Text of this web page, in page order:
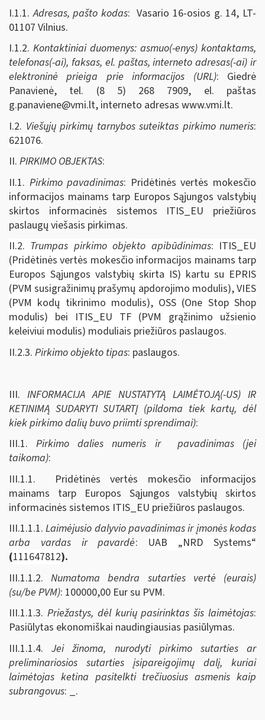
I.1.1.Adresas, pašto kodas: Vasario 16-osios g. 14, LT-
01107 Vilnius.
I.1.2. Kontaktiniai duomenys: asmuo(-enys) kontaktams,
telefonas(-ai), faksas, el. paštas, interneto adresas(-ai) ir
elektroninė prieiga prie informacijos (URL): Giedrė
Panavienė, tel. (8 5) 268 7909, el. paštas
g.panaviene@vmi.lt, interneto adresas www.vmi.lt.
I.2. Viešųjų pirkimų tarnybos suteiktas pirkimo numeris:
621076.
II. PIRKIMO OBJEKTAS:
II.1. Pirkimo pavadinimas: Pridėtinės vertės mokesčio
informacijos mainams tarp Europos Sąjungos valstybių
skirtos informacinės sistemos ITIS_EU priežiūros
paslaugų viešasis pirkimas.
II.2. Trumpas pirkimo objekto apibūdinimas: ITIS_EU
(Pridėtinės vertės mokesčio informacijos mainams tarp
Europos Sąjungos valstybių skirta IS) kartu su EPRIS
(PVM susigražinimų prašymų apdorojimo modulis), VIES
(PVM kodų tikrinimo modulis), OSS (One Stop Shop
modulis) bei ITIS_EU TF (PVM grąžinimo užsienio
keleiviui modulis) moduliais priežiūros paslaugos.
II.2.3. Pirkimo objekto tipas: paslaugos.
III. INFORMACIJA APIE NUSTATYTĄ LAIMĖTOJĄ(-US) IR
KETINIMĄ SUDARYTI SUTARTĮ (pildoma tiek kartų, dėl
kiek pirkimo dalių buvo priimti sprendimai):
III.1.Pirkimo dalies numeris ir pavadinimas (jei
taikoma):
III.1.1.
Pridėtinės vertės mokesčio informacijos
mainams tarp Europos Sąjungos valstybių skirtos
informacinės sistemos ITIS_EU priežiūros paslaugos.
III.1.1.1. Laimėjusio dalyvio pavadinimas ir įmonės kodas
arba vardas ir pavardė: UAB „NRD Systems“
(111647812).
III.1.1.2.Numatoma bendra sutarties vertė (eurais)
(su/be PVM): 100000,00 Eur su PVM.
III.1.1.3. Priežastys, dėl kurių pasirinktas šis laimėtojas:
Pasiūlytas ekonomiškai naudingiausias pasiūlymas.
III.1.1.4.Jei žinoma, nurodyti pirkimo sutarties ar
preliminariosios sutarties įsipareigojimų dalį, kuriai
laimėtojas ketina pasitelkti trečiuosius asmenis kaip
subrangovus: _.